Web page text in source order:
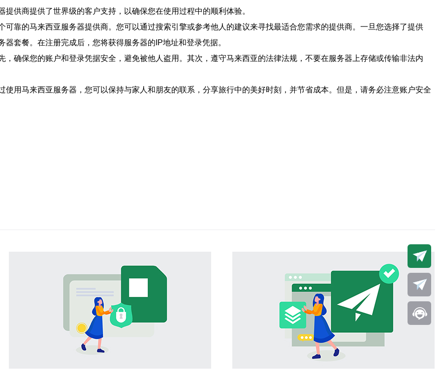
供商提供了世界级的客户支持，以确保您在使用过程中的顺利体验。
靠的马来西亚服务器提供商。您可以通过搜索引擎或参考他人的建议来寻找最适合您需求的提供商。一旦您选择了提供
套餐。在注册完成后，您将获得服务器的IP地址和登录凭据。
确保您的账户和登录凭据安全，避免被他人盗用。其次，遵守马来西亚的法律法规，不要在服务器上存储或传输非法内
用马来西亚服务器，您可以保持与家人和朋友的联系，分享旅行中的美好时刻，并节省成本。但是，请务必注意账户安全